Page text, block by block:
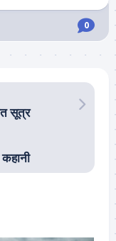
0
सूत्र